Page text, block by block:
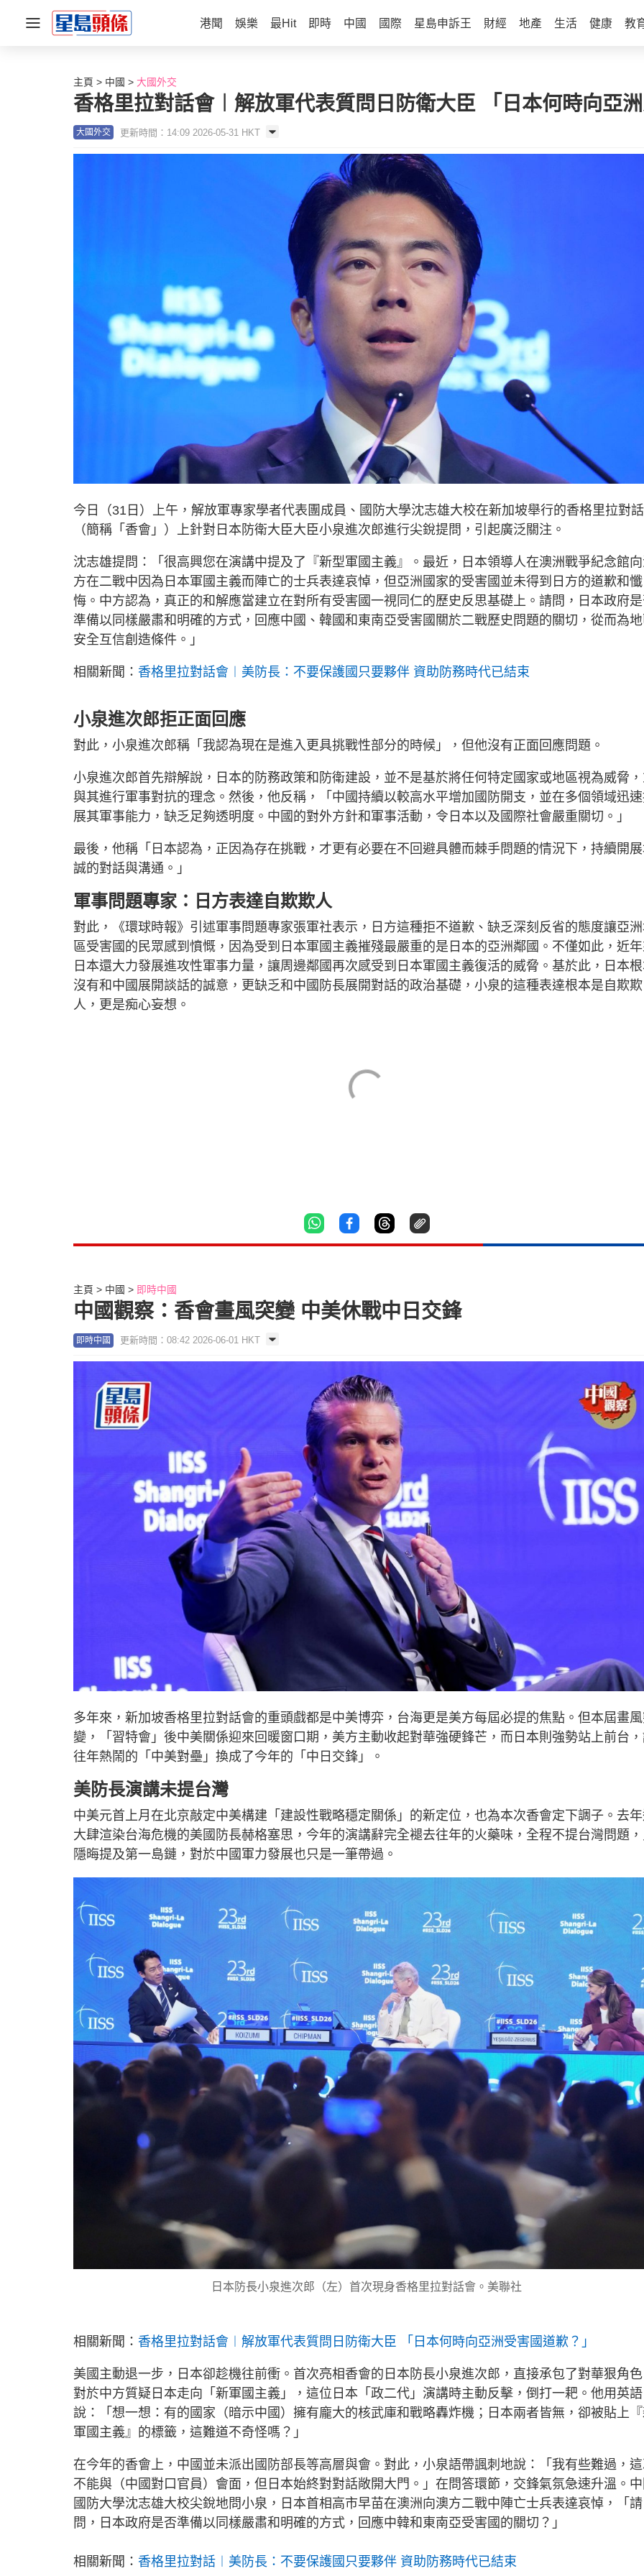
港聞 娛樂 最Hit 即時 中國 國際 星島申訴王 財經 地產 生活 健康 教
主頁 中國 大國外交
香格里拉對話會︱解放軍代表質問日防衛大臣 「日本何時向亞
大國外交 更新時間：14:09 2026-05-31 HKT
今日（31日）上午，解放軍專家學者代表團成員、國防大學沈志雄大校在新加坡舉行的香格里拉對
（簡稱「香會」）上針對日本防衛大臣大臣小泉進次郎進行尖銳提問，引起廣泛關注。
沈志雄提問：「很高興您在演講中提及了『新型軍國主義』。最近，日本領導人在澳洲戰爭紀念館
方在二戰中因為日本軍國主義而陣亡的士兵表達哀悼，但亞洲國家的受害國並未得到日方的道歉和懺
悔。中方認為，真正的和解應當建立在對所有受害國一視同仁的歷史反思基礎上。請問，日本政府
準備以同樣嚴肅和明確的方式，回應中國、韓國和東南亞受害國關於二戰歷史問題的關切，從而為
安全互信創造條件。」
相關新聞： 香格里拉對話會︱美防長：不要保護國只要夥伴 資助防務時代已結束
小泉進次郎拒正面回應
對此，小泉進次郎稱「我認為現在是進入更具挑戰性部分的時候」，但他沒有正面回應問題。
小泉進次郎首先辯解說，日本的防務政策和防衛建設，並不是基於將任何特定國家或地區視為威脅
與其進行軍事對抗的理念。然後，他反稱，「中國持續以較高水平增加國防開支，並在多個領域迅
展其軍事能力，缺乏足夠透明度。中國的對外方針和軍事活動，令日本以及國際社會嚴重關切。」
最後，他稱「日本認為，正因為存在挑戰，才更有必要在不回避具體而棘手問題的情況下，持續開
誠的對話與溝通。」
軍事問題專家：日方表達自欺欺人
對此，《環球時報》引述軍事問題專家張軍社表示，日方這種拒不道歉、缺乏深刻反省的態度讓亞
區受害國的民眾感到憤慨，因為受到日本軍國主義摧殘最嚴重的是日本的亞洲鄰國。不僅如此，近
日本還大力發展進攻性軍事力量，讓周邊鄰國再次感受到日本軍國主義復活的威脅。基於此，日本
沒有和中國展開談話的誠意，更缺乏和中國防長展開對話的政治基礎，小泉的這種表達根本是自欺欺
人，更是痴心妄想。
主頁 中國 即時中國
中國觀察：香會畫風突變 中美休戰中日交鋒
即時中國 更新時間：08:42 2026-06-01 HKT
多年來，新加坡香格里拉對話會的重頭戲都是中美博弈，台海更是美方每屆必提的焦點。但本屆畫
變，「習特會」後中美關係迎來回暖窗口期，美方主動收起對華強硬鋒芒，而日本則強勢站上前台
往年熱鬧的「中美對壘」換成了今年的「中日交鋒」。
美防長演講未提台灣
中美元首上月在北京敲定中美構建「建設性戰略穩定關係」的新定位，也為本次香會定下調子。去
大肆渲染台海危機的美國防長赫格塞思，今年的演講辭完全褪去往年的火藥味，全程不提台灣問題
隱晦提及第一島鏈，對於中國軍力發展也只是一筆帶過。
日本防長小泉進次郎（左）首次現身香格里拉對話會。美聯社
相關新聞： 香格里拉對話會︱解放軍代表質問日防衛大臣 「日本何時向亞洲受害國道歉？」
美國主動退一步，日本卻趁機往前衝。首次亮相香會的日本防長小泉進次郎，直接承包了對華狠角
對於中方質疑日本走向「新軍國主義」，這位日本「政二代」演講時主動反擊，倒打一耙。他用英語
說：「想一想：有的國家（暗示中國）擁有龐大的核武庫和戰略轟炸機；日本兩者皆無，卻被貼上
軍國主義』的標籤，這難道不奇怪嗎？」
在今年的香會上，中國並未派出國防部長等高層與會。對此，小泉語帶諷刺地說：「我有些難過，
不能與（中國對口官員）會面，但日本始終對對話敞開大門。」在問答環節，交鋒氣氛急速升溫。
國防大學沈志雄大校尖銳地問小泉，日本首相高市早苗在澳洲向澳方二戰中陣亡士兵表達哀悼，「請
問，日本政府是否準備以同樣嚴肅和明確的方式，回應中韓和東南亞受害國的關切？」
相關新聞： 香格里拉對話︱美防長：不要保護國只要夥伴 資助防務時代已結束